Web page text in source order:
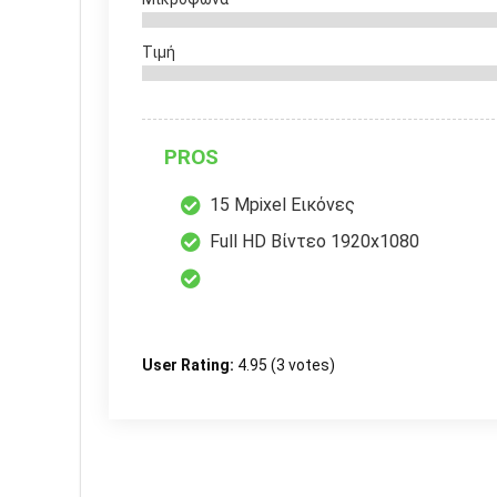
Τιμή
PROS
15 Mpixel Εικόνες
Full HD Βίντεο 1920x1080
User Rating: 4.95 (3 votes)